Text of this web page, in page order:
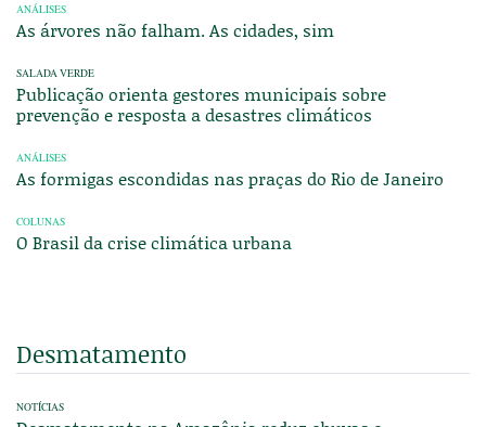
ANÁLISES
As árvores não falham. As cidades, sim
SALADA VERDE
Publicação orienta gestores municipais sobre
prevenção e resposta a desastres climáticos
ANÁLISES
As formigas escondidas nas praças do Rio de Janeiro
COLUNAS
O Brasil da crise climática urbana
Desmatamento
NOTÍCIAS